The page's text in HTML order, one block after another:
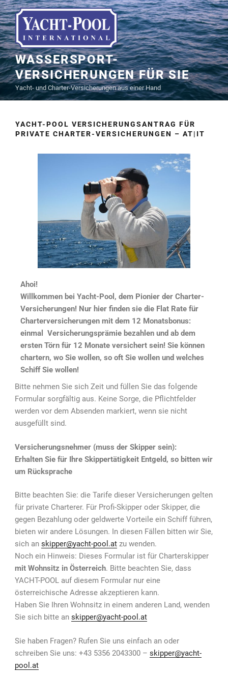
WASSERSPORT-
VERSICHERUNGEN FÜR SIE
Yacht- und Charter-Versicherungen aus einer Hand
YACHT-POOL VERSICHERUNGSANTRAG FÜR
PRIVATE CHARTER-VERSICHERUNGEN – AT|IT
Ahoi!
Willkommen bei Yacht-Pool, dem Pionier der Charter-
Versicherungen! Nur hier finden sie die Flat Rate für
Charterversicherungen mit dem 12 Monatsbonus:
einmal Versicherungsprämie bezahlen und ab dem
ersten Törn für 12 Monate versichert sein! Sie können
chartern, wo Sie wollen, so oft Sie wollen und welches
Schiff Sie wollen!
Bitte nehmen Sie sich Zeit und füllen Sie das folgende
Formular sorgfältig aus. Keine Sorge, die Pflichtfelder
werden vor dem Absenden markiert, wenn sie nicht
ausgefüllt sind.
Versicherungsnehmer (muss der Skipper sein):
Erhalten Sie für Ihre Skippertätigkeit Entgeld, so bitten wir
um Rücksprache
Bitte beachten Sie: die Tarife dieser Versicherungen gelten
für private Charterer. Für Profi-Skipper oder Skipper, die
gegen Bezahlung oder geldwerte Vorteile ein Schiff führen,
bieten wir andere Lösungen. In diesen Fällen bitten wir Sie,
sich an skipper@yacht-pool.at zu wenden.
Noch ein Hinweis: Dieses Formular ist für Charterskipper
mit Wohnsitz in Österreich. Bitte beachten Sie, dass
YACHT-POOL auf diesem Formular nur eine
österreichische Adresse akzeptieren kann.
Haben Sie Ihren Wohnsitz in einem anderen Land, wenden
Sie sich bitte an skipper@yacht-pool.at
Sie haben Fragen? Rufen Sie uns einfach an oder
schreiben Sie uns: +43 5356 2043300 – skipper@yacht-
pool.at